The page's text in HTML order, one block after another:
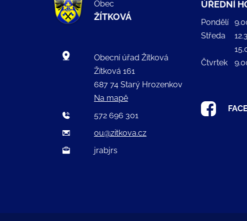
Obec
ŽÍTKOVÁ
Obecní úřad Žítková
Žítková 161
687 74 Starý Hrozenkov
Na mapě
572 696 301
ou@zitkova.cz
jrabjrs
ÚŘEDNÍ
Pondělí
Středa
Čtvrtek